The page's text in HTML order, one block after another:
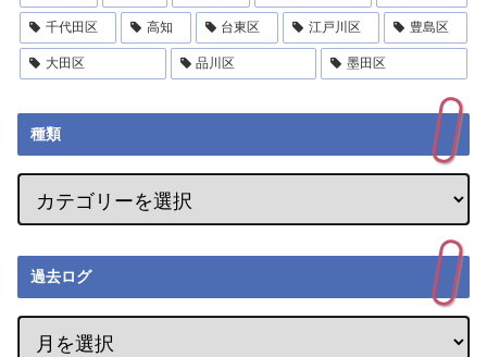
千代田区 高知 台東区 江戸川区 豊島区
大田区 品川区 墨田区
種類
過去ログ